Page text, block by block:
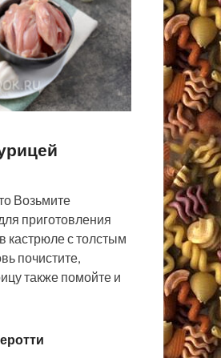
Возьмите
приготовления
кастрюле с толстым
почистите,
также помойте и